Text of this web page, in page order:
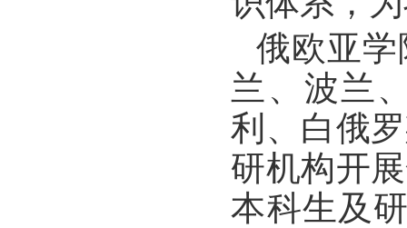
俄欧亚
兰、波兰
利、白俄
研机构开
本科生及